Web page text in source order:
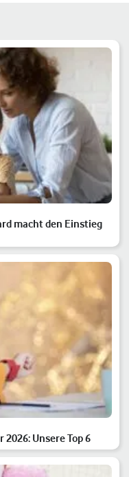
macht den Einstieg
Unsere Top 6